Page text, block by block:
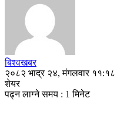
बिश्वखबर
२०८२ भाद्र २४, मंगलवार ११:१८
शेयर
पढ्न लाग्ने समय : 1 मिनेट